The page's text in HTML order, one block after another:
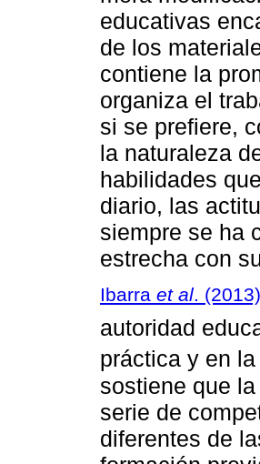
educativas
de los
contiene la
organiza el
si se prefiere,
la naturaleza
habilidades
diario, las
siempre se ha
estrecha con
Ibarra et al. (2013)
autoridad
práctica y en
sostiene que
serie de
diferentes de